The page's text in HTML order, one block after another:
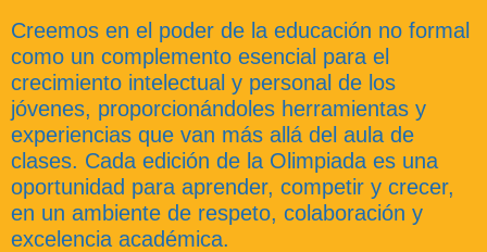
Creemos en el poder de la educación no formal
como un complemento esencial para el
crecimiento intelectual y personal de los
jóvenes, proporcionándoles herramientas y
experiencias que van más allá del aula de
clases. Cada edición de la Olimpiada es una
oportunidad para aprender, competir y crecer,
en un ambiente de respeto, colaboración y
excelencia académica.